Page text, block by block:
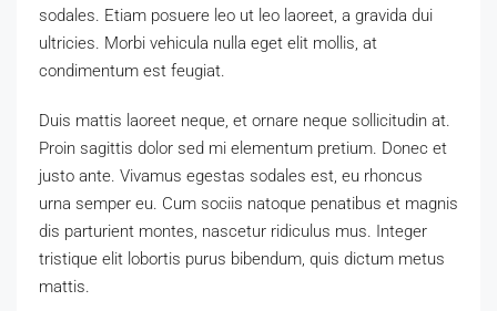
sodales. Etiam posuere leo ut leo laoreet, a gravida dui
ultricies. Morbi vehicula nulla eget elit mollis, at
condimentum est feugiat.
Duis mattis laoreet neque, et ornare neque sollicitudin at.
Proin sagittis dolor sed mi elementum pretium. Donec et
justo ante. Vivamus egestas sodales est, eu rhoncus
urna semper eu. Cum sociis natoque penatibus et magnis
dis parturient montes, nascetur ridiculus mus. Integer
tristique elit lobortis purus bibendum, quis dictum metus
mattis.